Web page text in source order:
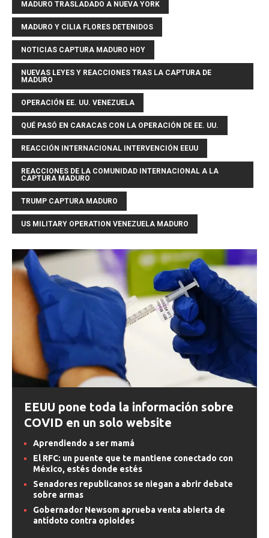
MADURO TRASLADADO A NUEVA YORK
MADURO Y CILIA FLORES DETENIDOS
NOTICIAS CAPTURA MADURO HOY
NUEVAS LEYES Y REACCIONES TRAS LA CAPTURA DE
MADURO
OPERACIÓN EE. UU. VENEZUELA
QUÉ PASÓ EN CARACAS CON LA OPERACIÓN DE EE. UU.
REACCIÓN INTERNACIONAL INTERVENCIÓN EEUU
REACCIONES DE LA COMUNIDAD INTERNACIONAL A LA
CAPTURA MADURO
TRUMP CAPTURA MADURO
US MILITARY OPERATION VENEZUELA MADURO
EEUU pone toda la información sobre
COVID en un solo website
Aprendiendo a ser mamá
El RFC: un puente que te mantiene conectado con
México, estés donde estés
Senadores republicanos se niegan a abrir debate
sobre armas
Gobernador Newsom aprueba venta abierta de
antídoto contra opioides